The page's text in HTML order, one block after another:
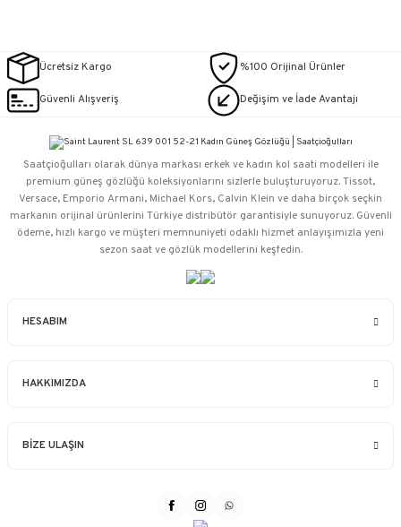
Ücretsiz Kargo %100 Orijinal Ürünler
Güvenli Alışveriş Değişim ve İade Avantajı
HESABIM
HAKKIMIZDA
BİZE ULAŞIN
Saatçioğulları⁠ olarak dünya markası erkek ve kadın kol saati modelleri ile
premium güneş gözlüğü koleksiyonlarını sizlerle buluşturuyoruz. Tissot,
Versace, Emporio Armani, Michael Kors, Calvin Klein ve daha birçok seçkin
markanın orijinal ürünlerini Türkiye distribütör garantisiyle sunuyoruz. Güvenli
ödeme, hızlı kargo ve müşteri memnuniyeti odaklı hizmet anlayışımızla yeni
sezon saat ve gözlük modellerini keşfedin.